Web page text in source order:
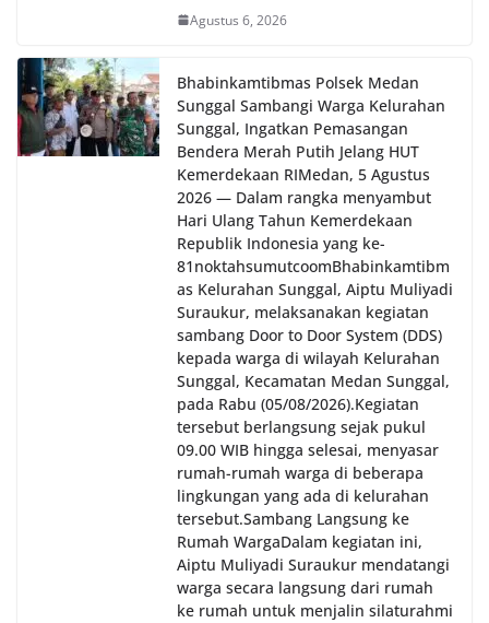
Agustus 6, 2026
Bhabinkamtibmas Polsek Medan
Sunggal Sambangi Warga Kelurahan
Sunggal, Ingatkan Pemasangan
Bendera Merah Putih Jelang HUT
Kemerdekaan RI‎‎Medan, 5 Agustus
2026 — Dalam rangka menyambut
Hari Ulang Tahun Kemerdekaan
Republik Indonesia yang ke-
81noktahsumutcoomBhabinkamtibm
as Kelurahan Sunggal, Aiptu Muliyadi
Suraukur, melaksanakan kegiatan
sambang Door to Door System (DDS)
kepada warga di wilayah Kelurahan
Sunggal, Kecamatan Medan Sunggal,
pada Rabu (05/08/2026).‎‎Kegiatan
tersebut berlangsung sejak pukul
09.00 WIB hingga selesai, menyasar
rumah-rumah warga di beberapa
lingkungan yang ada di kelurahan
tersebut.‎Sambang Langsung ke
Rumah Warga‎Dalam kegiatan ini,
Aiptu Muliyadi Suraukur mendatangi
warga secara langsung dari rumah
ke rumah untuk menjalin silaturahmi